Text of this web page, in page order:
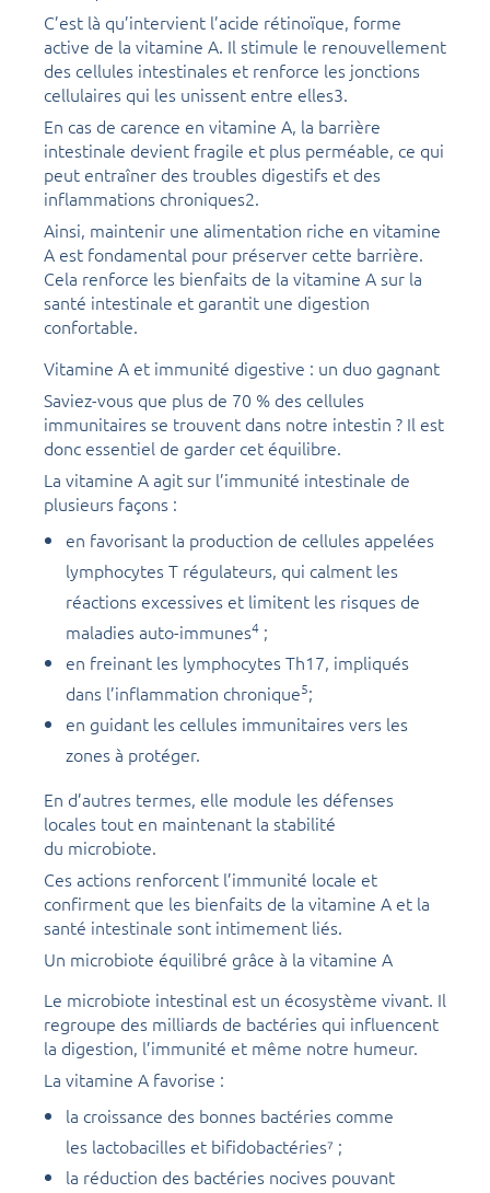
C’est là qu’intervient l’acide rétinoïque, forme
active de la vitamine A. Il stimule le renouvellement
des cellules intestinales et renforce les jonctions
cellulaires qui les unissent entre elles3.
En cas de carence en vitamine A, la barrière
intestinale devient fragile et plus perméable, ce qui
peut entraîner des troubles digestifs et des
inflammations chroniques2.
Ainsi, maintenir une alimentation riche en vitamine
A est fondamental pour préserver cette barrière.
Cela renforce les bienfaits de la vitamine A sur la
santé intestinale et garantit une digestion
confortable.
Vitamine A et immunité digestive : un duo gagnant
Saviez-vous que plus de 70 % des cellules
immunitaires se trouvent dans notre intestin ? Il est
donc essentiel de garder cet équilibre.
La vitamine A agit sur l’immunité intestinale de
plusieurs façons :
en favorisant la production de cellules appelées
lymphocytes T régulateurs, qui calment les
réactions excessives et limitent les risques de
maladies auto-immunes4 ;
en freinant les lymphocytes Th17, impliqués
dans l’inflammation chronique5;
en guidant les cellules immunitaires vers les
zones à protéger.
En d’autres termes, elle module les défenses
locales tout en maintenant la stabilité
du microbiote.
Ces actions renforcent l’immunité locale et
confirment que les bienfaits de la vitamine A et la
santé intestinale sont intimement liés.
Un microbiote équilibré grâce à la vitamine A
Le microbiote intestinal est un écosystème vivant. Il
regroupe des milliards de bactéries qui influencent
la digestion, l’immunité et même notre humeur.
La vitamine A favorise :
la croissance des bonnes bactéries comme
les lactobacilles et bifidobactéries⁷ ;
la réduction des bactéries nocives pouvant